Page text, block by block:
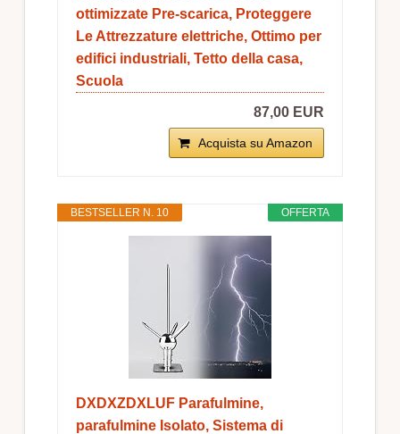
ottimizzate Pre-scarica, Proteggere
Le Attrezzature elettriche, Ottimo per
edifici industriali, Tetto della casa,
Scuola
87,00 EUR
Acquista su Amazon
OFFERTA
BESTSELLER N. 10
DXDXZDXLUF Parafulmine,
parafulmine Isolato, Sistema di